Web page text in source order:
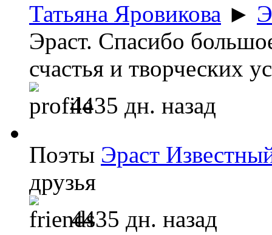
Татьяна Яровикова ►
Эраст. Спасибо
счастья и творческих
4435 дн. назад
Поэты Эраст
друзья
4435 дн. назад